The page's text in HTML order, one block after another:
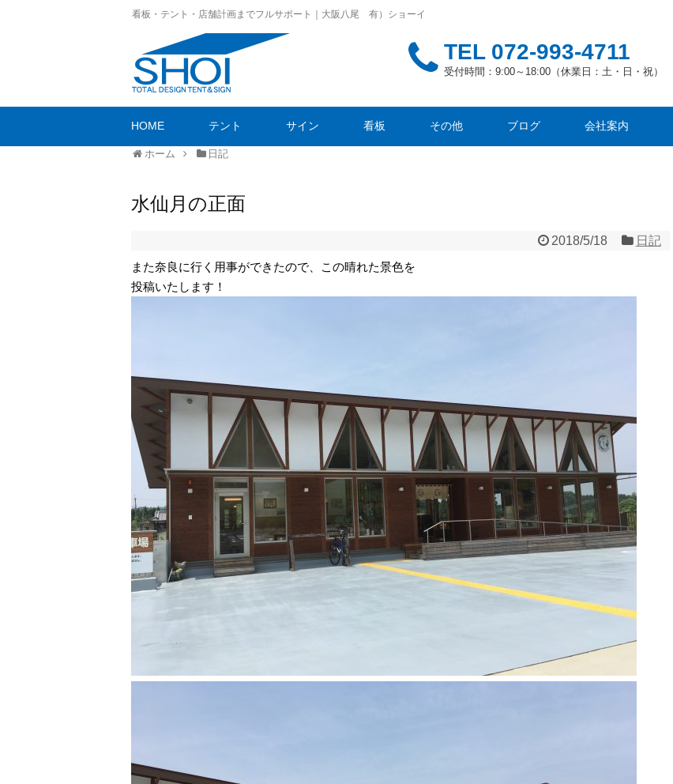
看板・テント・店舗計画までフルサポート｜大阪八尾 有）ショーイ
TEL 072-993-4711
受付時間：9:00～18:00（休業日：土・日・祝）
HOME テント サイン 看板 その他 ブログ 会社案内
ホーム 日記
水仙月の正面
2018/5/18
日記
また奈良に行く用事ができたので、この晴れた景色を
投稿いたします！